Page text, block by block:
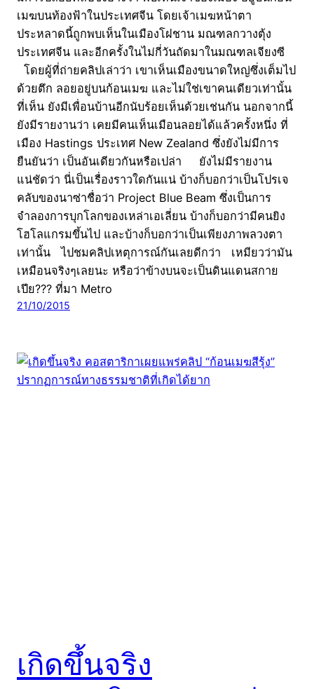
เมฆบนท้องฟ้าในประเทศจีน โดยเจ้าเมฆหน้าตา
ประหลาดนี้ถูกพบเห็นในเมืองโฝชาน มณฑลกวางตุ้ง
ประเทศจีน และอีกครั้งในไม่กี่วันถัดมาในมณฑลเจียงซี
โดยผู้ที่ถ่ายคลิปเล่าว่า เขาเห็นเมืองขนาดใหญ่ซึ่งเต็มไป
ด้วยตึก ลอยอยู่บนก้อนเมฆ และไม่ใช่เขาคนเดียวเท่านั้น
ที่เห็น ยังมีเพื่อนบ้านอีกนับร้อยเห็นด้วยเช่นกัน นอกจากนี้
ยังมีรายงานว่า เคยมีคนเห็นเมือนลอยได้แล้วครั้งหนึ่ง ที่
เมือง Hastings ประเทศ New Zealand ซึ่งยังไม่มีการ
ยืนยันว่า เป็นอันเดียวกันหรือเปล่า ยังไม่มีรายงาน
แน่ชัดว่า นี่เป็นเรื่องราวใดกันแน่ บ้างก็บอกว่าเป็นโปรเจ
คลับของนาซ่าชื่อว่า Project Blue Beam ซึ่งเป็นการ
จำลองการบุกโลกของเหล่าเอเลี่ยน บ้างก็บอกว่ามีคนยิง
โฮโลแกรมขึ้นไป และบ้างก็บอกว่าเป็นเพียงภาพลวงตา
เท่านั้น ไปชมคลิปเหตุการณ์กันเลยดีกว่า เหมียวว่ามัน
เหมือนจริงๆเลยนะ หรือว่าข้างบนจะเป็นดินแดนสกาย
เปีย??? ที่มา Metro
21/10/2015
เกิดขึ้นจริง